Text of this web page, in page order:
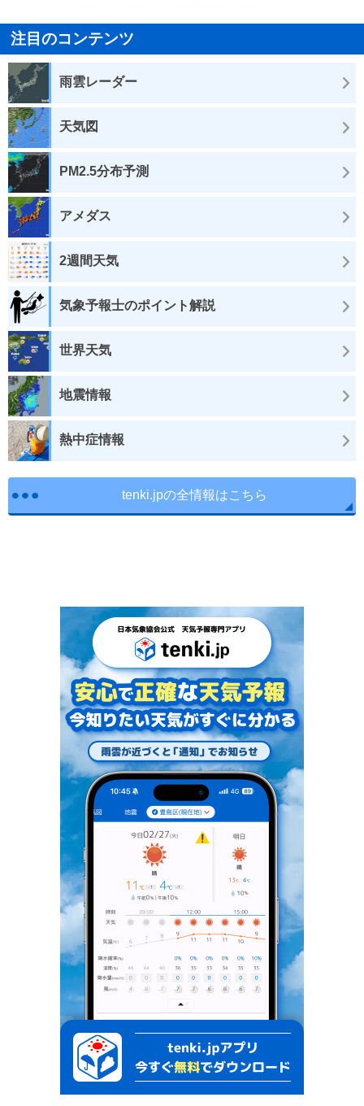
注目のコンテンツ
雨雲レーダー
天気図
PM2.5分布予測
アメダス
2週間天気
気象予報士のポイント解説
世界天気
地震情報
熱中症情報
tenki.jpの全情報はこちら